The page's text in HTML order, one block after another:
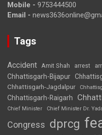
Mobile - 9753444500
Email -
Tags
Accident Amit Shah arrest
Chhattisgarh-Bijapur
Chhattisgarh-Jagdalpur
Chhattisgarh-Raigarh
Chief Minister
Chief Minister Dr.
Congress dprcg